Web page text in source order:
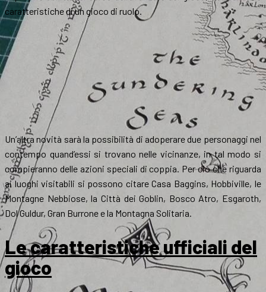
caratteristiche di un gioco di ruolo.
Un’altra novità sarà la possibilità di adoperare due personaggi nel
contempo quand’essi si trovano nelle vicinanze, in tal modo si
compieranno delle azioni speciali di coppia. Per ciò che riguarda
ai luoghi visitabili si possono citare Casa Baggins, Hobbiville, le
Montagne Nebbiose, la Città dei Goblin, Bosco Atro, Esgaroth,
Dol Guldur, Gran Burrone e la Montagna Solitaria.
Le caratteristiche ufficiali del
gioco